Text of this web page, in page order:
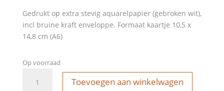
Gedrukt op extra stevig aquarelpapier (gebroken wit),
incl bruine kraft enveloppe. Formaat kaartje 10,5 x
14,8 cm (A6)
Op voorraad
Toevoegen aan winkelwagen